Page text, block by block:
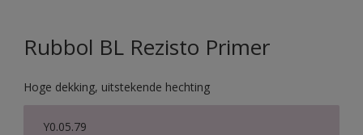
Rubbol BL Rezisto Primer
Hoge dekking, uitstekende hechting
Y0.05.79